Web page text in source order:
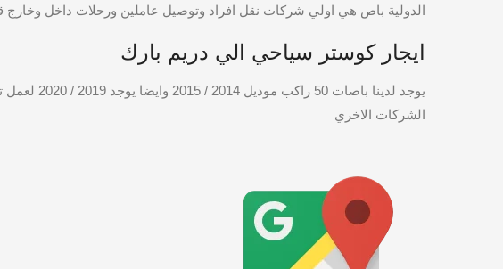
الدولية باص هي اولي شركات نقل افراد وتوصيل عاملين ورحلات داخل وخارج
ايجار كوستر سياحي الي دريم بارك
يوجد
الشركات الاخري